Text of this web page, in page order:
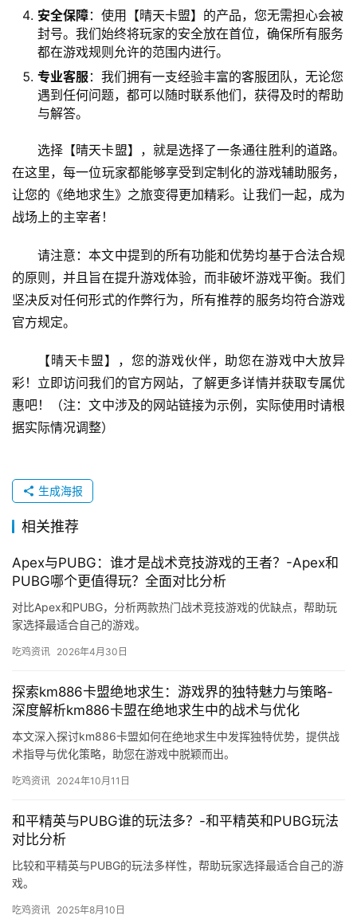
安全保障：使用【晴天卡盟】的产品，您无需担心会被
封号。我们始终将玩家的安全放在首位，确保所有服务
都在游戏规则允许的范围内进行。
专业客服：我们拥有一支经验丰富的客服团队，无论您
遇到任何问题，都可以随时联系他们，获得及时的帮助
与解答。
选择【晴天卡盟】，就是选择了一条通往胜利的道路。
在这里，每一位玩家都能够享受到定制化的游戏辅助服务，
让您的《绝地求生》之旅变得更加精彩。让我们一起，成为
战场上的主宰者！
请注意：本文中提到的所有功能和优势均基于合法合规
的原则，并且旨在提升游戏体验，而非破坏游戏平衡。我们
坚决反对任何形式的作弊行为，所有推荐的服务均符合游戏
官方规定。
【晴天卡盟】，您的游戏伙伴，助您在游戏中大放异
彩！立即访问我们的官方网站，了解更多详情并获取专属优
惠吧！（注：文中涉及的网站链接为示例，实际使用时请根
据实际情况调整）
生成海报
相关推荐
Apex与PUBG：谁才是战术竞技游戏的王者？-Apex和
PUBG哪个更值得玩？全面对比分析
对比Apex和PUBG，分析两款热门战术竞技游戏的优缺点，帮助玩
家选择最适合自己的游戏。
吃鸡资讯 2026年4月30日
探索km886卡盟绝地求生：游戏界的独特魅力与策略-
深度解析km886卡盟在绝地求生中的战术与优化
本文深入探讨km886卡盟如何在绝地求生中发挥独特优势，提供战
术指导与优化策略，助您在游戏中脱颖而出。
吃鸡资讯 2024年10月11日
和平精英与PUBG谁的玩法多？-和平精英和PUBG玩法
对比分析
比较和平精英与PUBG的玩法多样性，帮助玩家选择最适合自己的游
戏。
吃鸡资讯 2025年8月10日